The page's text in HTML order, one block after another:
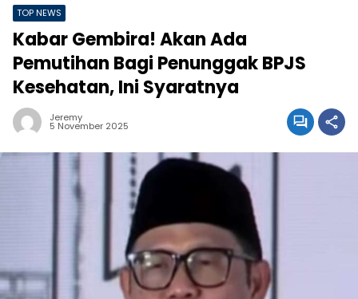
TOP NEWS
Kabar Gembira! Akan Ada
Pemutihan Bagi Penunggak BPJS
Kesehatan, Ini Syaratnya
Jeremy
5 November 2025